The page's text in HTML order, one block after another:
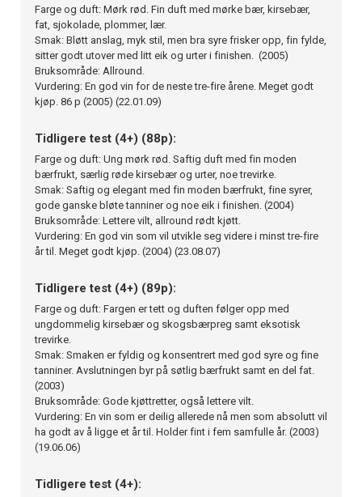
Farge og duft: Mørk rød. Fin duft med mørke bær, kirsebær,
fat, sjokolade, plommer, lær.
Smak: Bløtt anslag, myk stil, men bra syre frisker opp, fin fylde,
sitter godt utover med litt eik og urter i finishen. (2005)
Bruksområde: Allround.
Vurdering: En god vin for de neste tre-fire årene. Meget godt
kjøp. 86 p (2005) (22.01.09)
Tidligere test (4+) (88p):
Farge og duft: Ung mørk rød. Saftig duft med fin moden
bærfrukt, særlig røde kirsebær og urter, noe trevirke.
Smak: Saftig og elegant med fin moden bærfrukt, fine syrer,
gode ganske bløte tanniner og noe eik i finishen. (2004)
Bruksområde: Lettere vilt, allround rødt kjøtt.
Vurdering: En god vin som vil utvikle seg videre i minst tre-fire
år til. Meget godt kjøp. (2004) (23.08.07)
Tidligere test (4+) (89p):
Farge og duft: Fargen er tett og duften følger opp med
ungdommelig kirsebær og skogsbærpreg samt eksotisk
trevirke.
Smak: Smaken er fyldig og konsentrert med god syre og fine
tanniner. Avslutningen byr på søtlig bærfrukt samt en del fat.
(2003)
Bruksområde: Gode kjøttretter, også lettere vilt.
Vurdering: En vin som er deilig allerede nå men som absolutt vil
ha godt av å ligge et år til. Holder fint i fem samfulle år. (2003)
(19.06.06)
Tidligere test (4+):